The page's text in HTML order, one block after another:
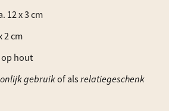
12 x 3 cm
2 cm
hout
gebruikof alsrelatiegeschenk